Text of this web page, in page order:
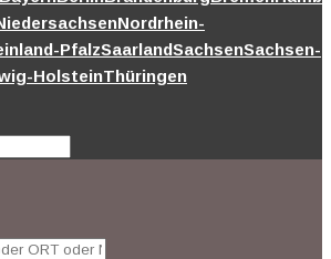
Nordrhein-
PfalzSaarlandSachsenSachsen-
HolsteinThüringen